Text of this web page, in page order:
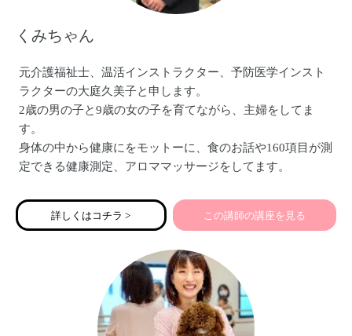
くみちゃん
元介護福祉士、温活インストラクター、予防医学インスト
ラクターの大庭久美子と申します。
2歳の男の子と9歳の女の子を育てながら、主婦をしてま
す。
身体の中から健康にをモットーに、食のお話や160項目が測
定できる健康測定、アロママッサージをしてます。
詳しくはコチラ > この講師の講座を見る